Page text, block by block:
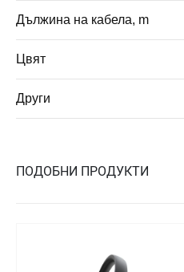
Дължина на кабела, m
Цвят
Други
ПОДОБНИ ПРОДУКТИ